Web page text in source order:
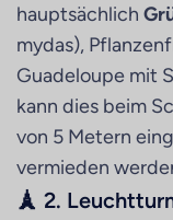
hauptsächlich
mydas),
Guadeloupe mit
kann dies beim
von 5 Metern
vermieden
🗼 2.